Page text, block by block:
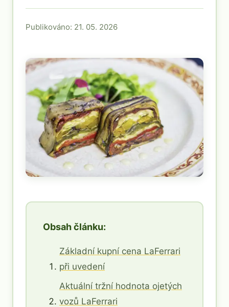
Publikováno: 21. 05. 2026
Obsah článku:
Základní kupní cena LaFerrari
při uvedení
Aktuální tržní hodnota ojetých
vozů LaFerrari